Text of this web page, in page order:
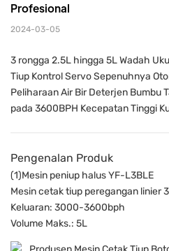
Profesional
2024-03-05
3 rongga 2.5L hingga 5L Wadah
Tiup Kontrol Servo Sepenuhnya
Peliharaan Air Bir Deterjen Bumbu
pada 3600BPH Kecepatan Tinggi
Pengenalan Produk
(1)Mesin peniup halus YF-L3BLE
Mesin cetak tiup peregangan linier
Keluaran: 3000-3600bph
Volume Maks.: 5L